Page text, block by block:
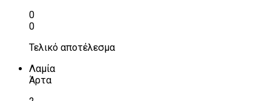
0
0
Τελικό αποτέλεσμα
Λαμία
Άρτα